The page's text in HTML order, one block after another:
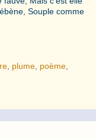
Souple comme
plume poème